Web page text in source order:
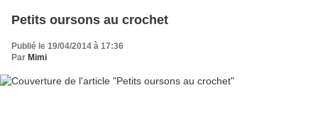
Petits oursons au crochet
Publié le 19/04/2014 à 17:36
Par Mimi